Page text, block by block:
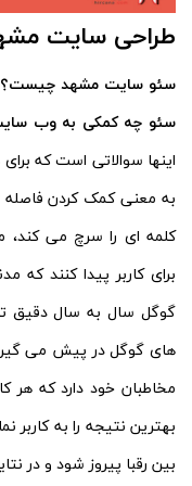
طراحی سایت
سئو سایت مشهد چیست؟
سئو چه کمکی به وب
اینها سوالاتی است که
به معنی کمک کردن فاصله
کلمه ای را سرچ می کند،
برای کاربر پیدا کنند که
گوگل سال به سال دقیق
های گوگل در پیش می
مخاطبان خود دارد که هر
بهترین نتیجه را به
بین رقبا پیروز شود و در